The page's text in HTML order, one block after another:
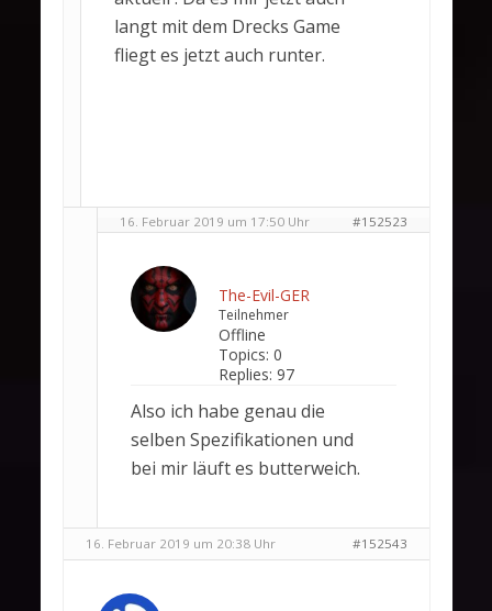
langt mit dem Drecks Game
fliegt es jetzt auch runter.
16. Februar 2019 um 17:50 Uhr #152523
The-Evil-GER
Teilnehmer
Offline
Topics: 0
Replies: 97
Also ich habe genau die
selben Spezifikationen und
bei mir läuft es butterweich.
16. Februar 2019 um 20:38 Uhr #152543